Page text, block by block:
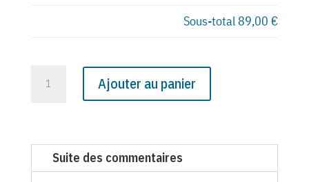
Sous-total 89,00 €
du
Canard
Ajouter au panier
Suite des commentaires